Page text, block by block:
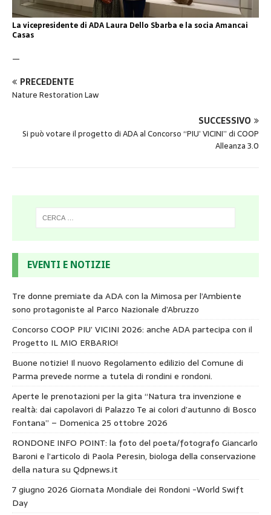
La vicepresidente di ADA Laura Dello Sbarba e la socia Amancai
Casas
—
PRECEDENTE
Nature Restoration Law
SUCCESSIVO
Si può votare il progetto di ADA al Concorso “PIU’ VICINI” di COOP
Alleanza 3.0
EVENTI E NOTIZIE
Tre donne premiate da ADA con la Mimosa per l’Ambiente
sono protagoniste al Parco Nazionale d’Abruzzo
Concorso COOP PIU’ VICINI 2026: anche ADA partecipa con il
Progetto IL MIO ERBARIO!
Buone notizie! Il nuovo Regolamento edilizio del Comune di
Parma prevede norme a tutela di rondini e rondoni.
Aperte le prenotazioni per la gita “Natura tra invenzione e
realtà: dai capolavori di Palazzo Te ai colori d’autunno di Bosco
Fontana” – Domenica 25 ottobre 2026
RONDONE INFO POINT: la foto del poeta/fotografo Giancarlo
Baroni e l’articolo di Paola Peresin, biologa della conservazione
della natura su Qdpnews.it
7 giugno 2026 Giornata Mondiale dei Rondoni -World Swift
Day